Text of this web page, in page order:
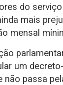
do
mais
mensal
um
não passa